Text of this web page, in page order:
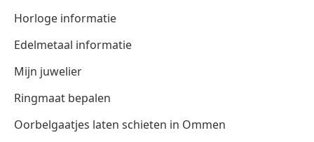
Horloge informatie
Edelmetaal informatie
Mijn juwelier
Ringmaat bepalen
Oorbelgaatjes laten schieten in Ommen